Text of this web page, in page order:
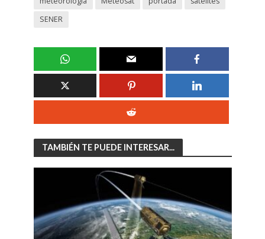
SENER
TAMBIÉN TE PUEDE INTERESAR...